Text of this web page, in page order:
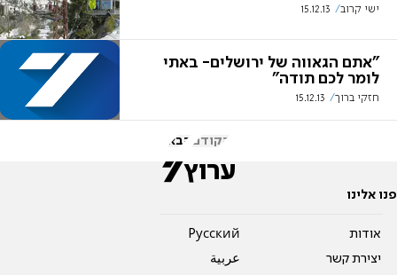
ישי קרוב 15.12.13
"אתם הגאווה של ירושלים- באתי
לומר לכם תודה"
חזקי ברוך 15.12.13
הקודם הבא
פנו אלינו
אודות
יצירת קשר
Pусский
عربية